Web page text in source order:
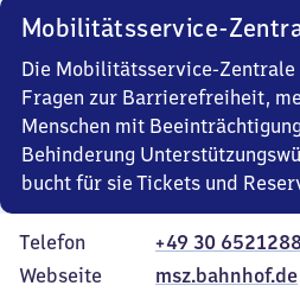
Mobilitätsservice-
Die Mobilitätsservice-
Fragen zur Barrierefreiheit,
Menschen mit
Behinderung
bucht für sie Tickets und
Telefon
+49 30
Webseite
msz.bahnhof.de